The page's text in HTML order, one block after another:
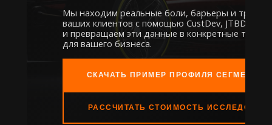
Мы находим реальные боли, барьеры и
ваших клиентов с помощью CustDev, JTBD и
и превращаем эти данные в конкретные точки
для вашего бизнеса.
СКАЧАТЬ ПРИМЕР ПРОФИЛЯ
РАССЧИТАТЬ СТОИМОСТЬ